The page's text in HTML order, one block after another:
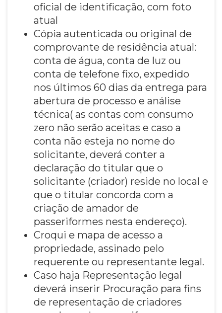
oficial de identificação, com foto
atual
Cópia autenticada ou original de
comprovante de residência atual:
conta de água, conta de luz ou
conta de telefone fixo, expedido
nos últimos 60 dias da entrega para
abertura de processo e análise
técnica( as contas com consumo
zero não serão aceitas e caso a
conta não esteja no nome do
solicitante, deverá conter a
declaração do titular que o
solicitante (criador) reside no local e
que o titular concorda com a
criação de amador de
passeriformes nesta endereço).
Croqui e mapa de acesso a
propriedade, assinado pelo
requerente ou representante legal.
Caso haja Representação legal
deverá inserir Procuração para fins
de representação de criadores